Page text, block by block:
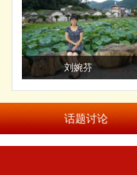
刘婉芬
话题讨论